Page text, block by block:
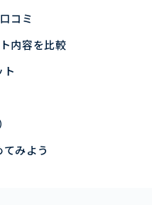
コミ
内容を比較
みよう